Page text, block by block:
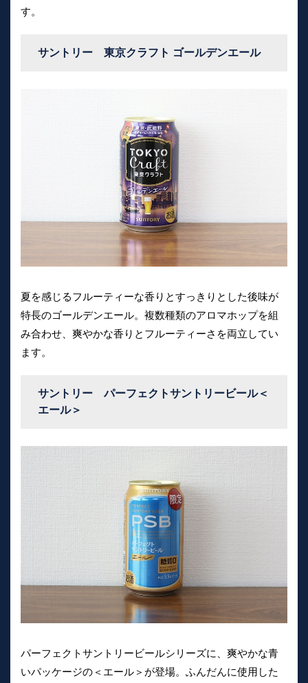
す。
サントリー 東京クラフト ゴールデンエール
夏を感じるフルーティーな香りとすっきりとした後味が
特長のゴールデンエール。複数種類のアロマホップを組
み合わせ、爽やかな香りとフルーティーさを両立してい
ます。
サントリー パーフェクトサントリービール＜
エール＞
パーフェクトサントリービールシリーズに、爽やかな青
いパッケージの＜エール＞が登場。ふんだんに使用した